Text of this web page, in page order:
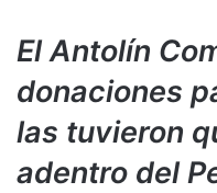
El Antolín
donaciones
las tuvieron
adentro del